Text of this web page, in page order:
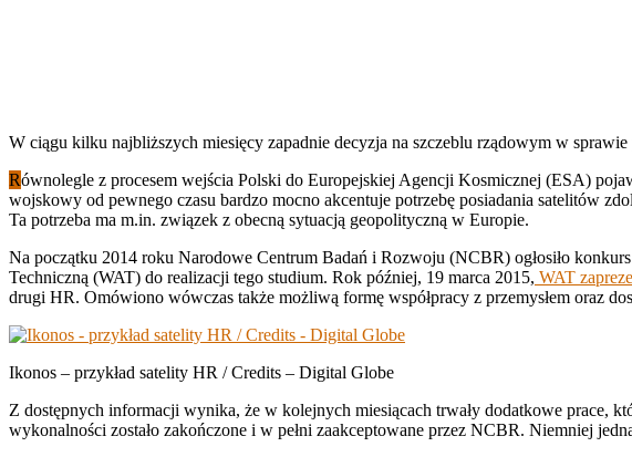
W ciągu kilku najbliższych miesięcy zapadnie decyzja na szczeblu rządowym w
Równolegle z procesem wejścia Polski do Europejskiej Agencji Kosmicznej (ESA)
wojskowy od pewnego czasu bardzo mocno akcentuje potrzebę posiadania satelitów
Ta potrzeba ma m.in. związek z obecną sytuacją geopolityczną w Europie.
Na początku 2014 roku Narodowe Centrum Badań i Rozwoju (NCBR) ogłosiło
Techniczną (WAT) do realizacji tego studium. Rok później, 19 marca 2015, WAT
drugi HR. Omówiono wówczas także możliwą formę współpracy z przemysłem oraz
Ikonos – przykład satelity HR / Credits – Digital Globe
Z dostępnych informacji wynika, że w kolejnych miesiącach trwały dodatkowe prace,
wykonalności zostało zakończone i w pełni zaakceptowane przez NCBR. Niemniej